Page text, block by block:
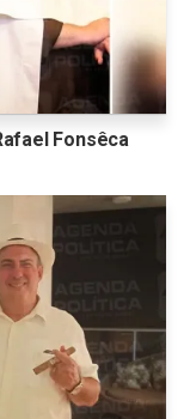
Fonsêca